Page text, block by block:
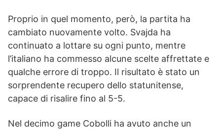
Proprio in quel momento, però, la partita ha
cambiato nuovamente volto. Svajda ha
continuato a lottare su ogni punto, mentre
l’italiano ha commesso alcune scelte affrettate e
qualche errore di troppo. Il risultato è stato un
sorprendente recupero dello statunitense,
capace di risalire fino al 5-5.
Nel decimo game Cobolli ha avuto anche un